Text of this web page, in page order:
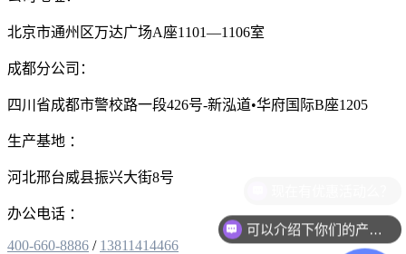
北京市通州区万达广场A座1101—1106室
成都分公司：
四川省成都市警校路一段426号-新泓道•华府国际B座1205
生产基地 ：
河北邢台威县振兴大街8号
办公电话 ：
400-660-8886 / 13811414466